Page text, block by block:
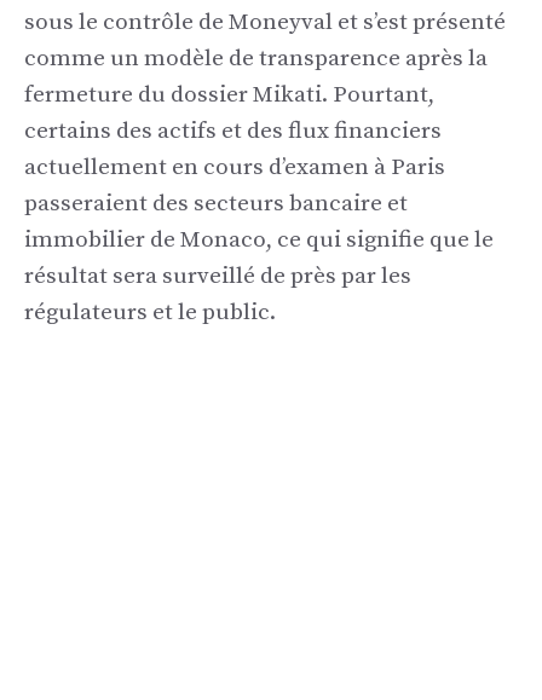
sous le contrôle de Moneyval et s’est présenté
comme un modèle de transparence après la
fermeture du dossier Mikati. Pourtant,
certains des actifs et des flux financiers
actuellement en cours d’examen à Paris
passeraient des secteurs bancaire et
immobilier de Monaco, ce qui signifie que le
résultat sera surveillé de près par les
régulateurs et le public.